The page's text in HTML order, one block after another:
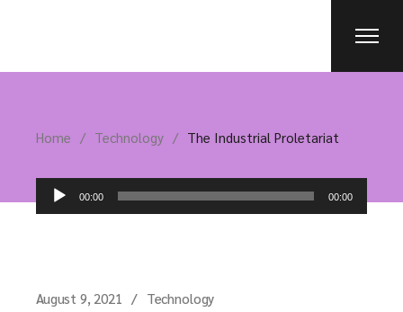
Home Technology The Industrial Proletariat
Audio
Player
00:00 00:00
August 9, 2021 Technology